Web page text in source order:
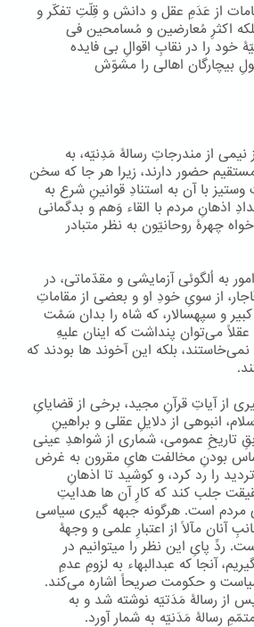
از عَدَمِ عقل و دانش و قِلّتِ تفکّر و
اکثرِ مُعارضین و مُسامحین فی
خود را در نقابِ اقوالِ بی فایده
بیچارگان اهالی را مشوّش
از مندرجاتِ رسالۀ مَدِنیّه، به
حضور دارند، زیرا هر جا که سخن
با آن به استنادِ قوانینِ شرع به
اذهانِ مردم با القاء وَهم و بدگمانی
چهرۀ روحانیّون به نظر متبادر
به اُلگوئی آزمایشی و مقدّماتی، در
از سویِ خودِ او و بعضی از مقاماتِ
و سپهسالار، که شاه را بدان سَمْت
می‌توان پنداشت که اینان علیهِ
بلکه این آخوند ها بودند که
از آیاتِ قرآنِ مجید، برخی از قضایایِ
انبوهی از دلایلِ عقلی و براهینِ
تاریخِ عمومی، شماری از شواهدِ عینی
بودنِ مخالفت هایِ مقرون به غرض
را رد کرد، و کوشید تا اذهانِ
جلب کند که کارِ آن ها هدایتِ
مردم است. هرگونه جبهه گیری سیاسی
آنان مآلاً از اعتبارِ علمی‌ و وجهۀ
ردِّ پایِ این نظر را میتوانیم در
آنجا که عبدالبهاء به لزومِ عدمِ
و حکومت صریحاً اشاره می‌کند.
از رسالۀ مَدَتیّه نوشته شد و به
رسالۀ مَدَنیّه به شمار آورد.